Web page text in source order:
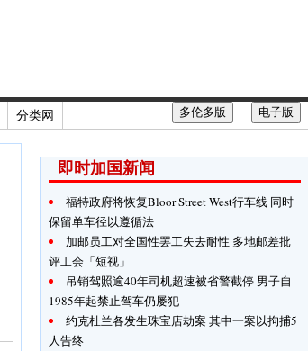
分类网 电子版
多伦多版
即时加国新闻
福特政府将恢复Bloor Street West行车线 同时
保留单车径以遵循法
加邮员工对全国性罢工失去耐性 多地邮差批
评工会「短视」
吊销驾照逾40年司机超速被省警截停 男子自
1985年起禁止驾车仍屡犯
约克杜兰各发生珠宝店劫案 其中一案以拘捕5
人告终